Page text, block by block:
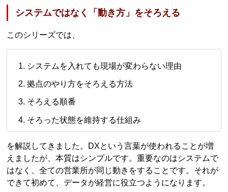
システムではなく「動き方」をそろえる
このシリーズでは、
システムを入れても現場が変わらない理由
拠点のやり方をそろえる方法
そろえる順番
そろった状態を維持する仕組み
を解説してきました。DXという言葉が使われることが増
えましたが、本質はシンプルです。重要なのはシステムで
はなく、全ての営業所が同じ動きをすることです。それが
できて初めて、データが経営に役立つようになります。